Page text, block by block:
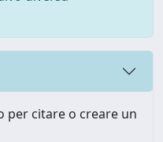
per citare o creare un